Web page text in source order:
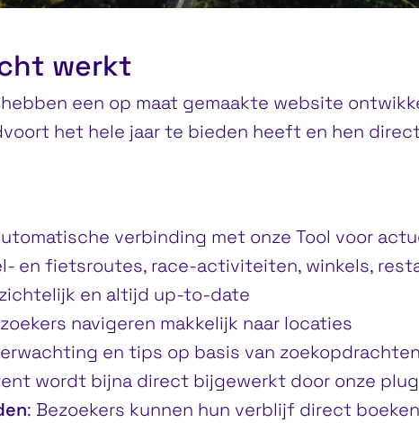
werkt
een op maat gemaakte website
het hele jaar te bieden heeft en hen
verbinding met onze Tool voor
en fietsroutes, race-activiteiten, winkels,
en altijd up-to-date
navigeren makkelijk naar locaties
en tips op basis van zoekopdrachten
wordt bijna direct bijgewerkt door onze
: Bezoekers kunnen hun verblijf direct boeken